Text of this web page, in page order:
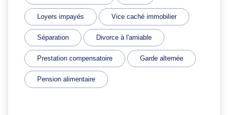
Loyers impayés Vice caché immobilier
Séparation Divorce à l'amiable
Prestation compensatoire Garde alternée
Pension alimentaire